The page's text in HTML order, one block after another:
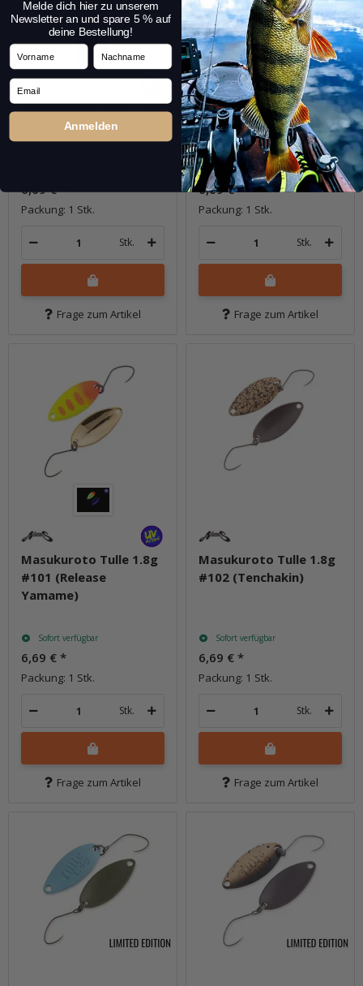
Masukuroto Tulle 1.8g
#098 (Chart Schwarz)
6,69 €*
Packung: 1 Stk.
Stk.
Frage zum Artikel
Masukuroto Tulle 1.8g
#100 (Release Gold)
Sofort verfügbar
6,69 €*
Packung: 1 Stk.
Stk.
Frage zum Artikel
Masukuroto Tulle 1.8g
#101 (Release
Yamame)
Sofort verfügbar
6,69 € *
Packung: 1 Stk.
Stk.
Frage zum Artikel
Masukuroto Tulle 1.8g
#102 (Tenchakin)
Sofort verfügbar
6,69 € *
Packung: 1 Stk.
Stk.
Frage zum Artikel
Melde dich hier zu unserem
Newsletter an und spare 5 % auf
deine Bestellung!
Vorname Nachname
Email
Anmelden